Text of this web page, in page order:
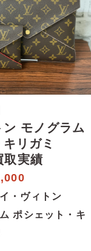
モノグラム
リガミ
取実績
イ・ヴィトン
ポシェット・キ